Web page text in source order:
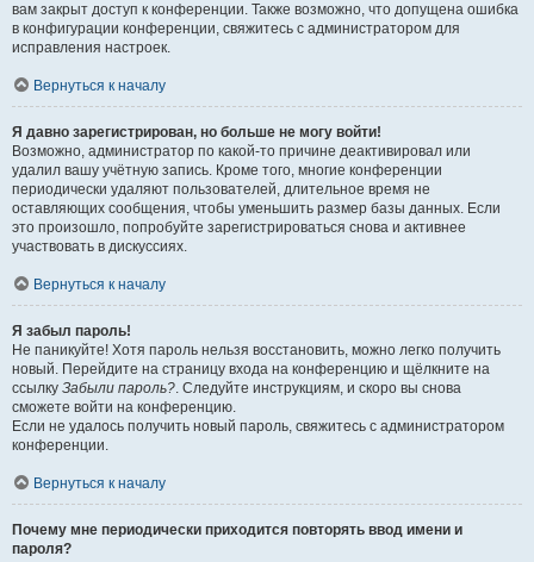
вам закрыт доступ к конференции. Также возможно, что допущена ошибка
в конфигурации конференции, свяжитесь с администратором для
исправления настроек.
Вернуться к началу
Я давно зарегистрирован, но больше не могу войти!
Возможно, администратор по какой-то причине деактивировал или
удалил вашу учётную запись. Кроме того, многие конференции
периодически удаляют пользователей, длительное время не
оставляющих сообщения, чтобы уменьшить размер базы данных. Если
это произошло, попробуйте зарегистрироваться снова и активнее
участвовать в дискуссиях.
Вернуться к началу
Я забыл пароль!
Не паникуйте! Хотя пароль нельзя восстановить, можно легко получить
новый. Перейдите на страницу входа на конференцию и щёлкните на
ссылку Забыли пароль?. Следуйте инструкциям, и скоро вы снова
сможете войти на конференцию.
Если не удалось получить новый пароль, свяжитесь с администратором
конференции.
Вернуться к началу
Почему мне периодически приходится повторять ввод имени и
пароля?